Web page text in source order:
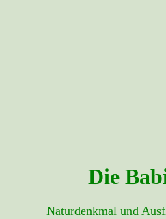
Die
Naturdenkmal und